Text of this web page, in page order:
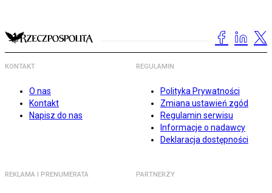
KONTAKT
O nas
Kontakt
Napisz do nas
REGULAMIN
Polityka Prywatności
Zmiana ustawień zgód
Regulamin serwisu
Informacje o nadawcy
Deklaracja dostępności
REKLAMA I PRENUMERATA PARTNERZY